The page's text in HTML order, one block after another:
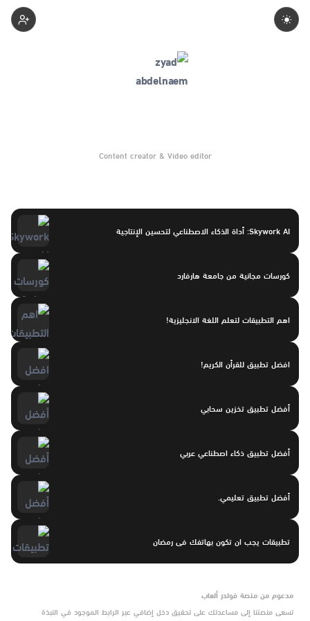
Content creator & Video editor
Skywork AI: أداة الذكاء الاصطناعي لتحسين الإنتاجية
كورسات مجانية من جامعة هارفارد
اهم التطبيقات لتعلم اللغة الانجليزية!
افضل تطبيق للقرأن الكريم!
أفضل تطبيق تخزين سحابي
أفضل تطبيق ذكاء اصطناعي عربي
أفضل تطبيق تعليمي.
تطبيقات يجب ان تكون بهاتفك فى رمضان
مدعوم من منصة فولدر ألعاب
تسعى منصتنا إلى مساعدتك على تحقيق دخل إضافي عبر الرابط الموجود في النبذة